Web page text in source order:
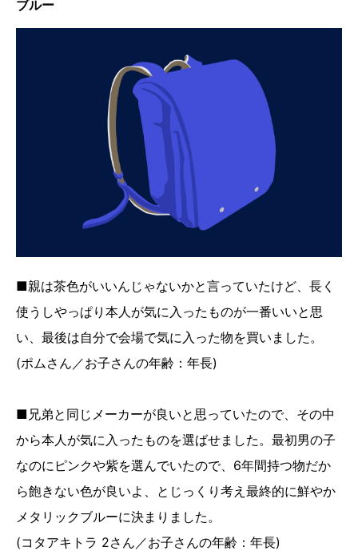
ブルー
■親は茶色がいいんじゃないかと言っていたけど、長く
使うしやっぱり本人が気に入ったものが一番いいと思
い、最後は自分で会場で気に入った物を買いました。
(ポムさん／お子さんの年齢：年長)
■兄弟と同じメーカーが良いと思っていたので、その中
から本人が気に入ったものを選ばせました。最初男の子
なのにピンクや紫を選んでいたので、6年間持つ物だか
ら飽きない色が良いよ、とじっくり考え最終的に鮮やか
メタリックブルーに決まりました。
(コタアキトラ 2さん／お子さんの年齢：年長)